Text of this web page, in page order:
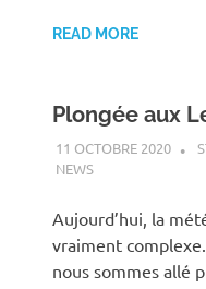
READ MORE
Plongée aux
11 OCTOBRE 2020
NEWS
Aujourd’hui, la
vraiment
nous sommes allé